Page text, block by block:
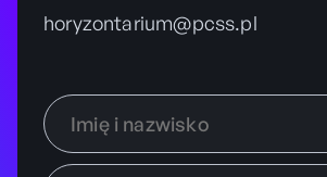
horyzontarium@pcss.pl